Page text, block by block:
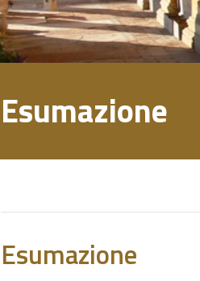
Esumazione
Esumazione